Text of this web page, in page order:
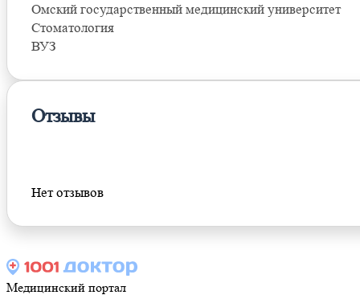
Омский государственный медицинский университет
Стоматология
ВУЗ
Отзывы
Нет отзывов
Медицинский портал